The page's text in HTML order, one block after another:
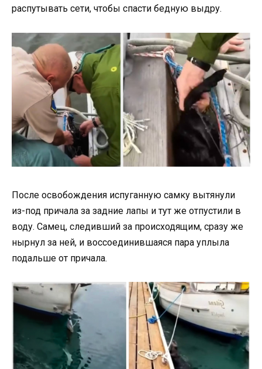
распутывать сети, чтобы спасти бедную выдру.
После освобождения испуганную самку вытянули
из-под причала за задние лапы и тут же отпустили в
воду. Самец, следивший за происходящим, сразу же
нырнул за ней, и воссоединившаяся пара уплыла
подальше от причала.